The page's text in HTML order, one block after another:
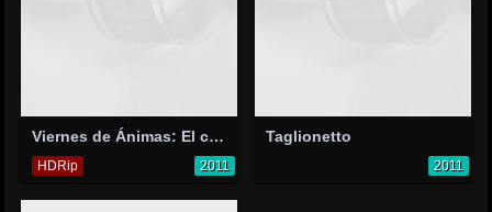
Viernes de Ánimas: El camino de las flores
HDRip 2011
Taglionetto
2011